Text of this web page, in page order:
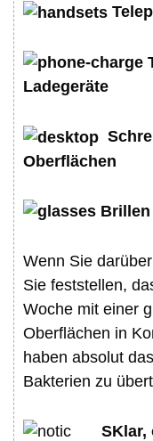
Ladegeräte
Oberflächen
Wenn Sie
Sie feststellen,
Woche mit einer
Oberflächen in
haben absolut
Bakterien zu
SKlar,